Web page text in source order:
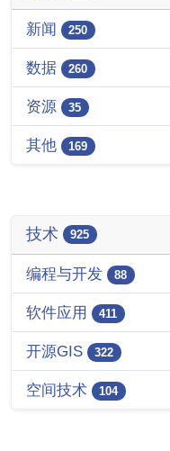
新闻 250
数据 260
资源 35
其他 169
技术 925
编程与开发 88
软件应用 411
开源GIS 322
空间技术 104